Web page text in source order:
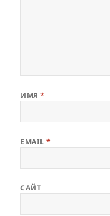
ИМЯ*
EMAIL*
САЙТ